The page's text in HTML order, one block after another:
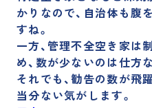
かりなので、自治体も腹
すね。
一方、管理不全空き家は
め、数が少ないのは仕方
それでも、勧告の数が飛
当分ない気がします。